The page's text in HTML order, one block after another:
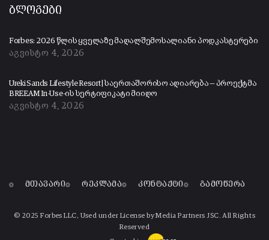
ბლოგები
Forbes: 2026 წლის ყველაზე მაღალშემოსალიანი პოდკასტერები
აგვისტო 4, 2026
Ureki Sands Lifestyle Resort | საერთაშორისო აღიარება — პროექტმა
BREEAM In-Use-ის სერტიფიკატი მიიღო
აგვისტო 4, 2026
მთავარი რეკლამა კონტაქტი გამოწერა
© 2025 Forbes LLC, Used under License by Media Partners JSC. All Rights
Reserved